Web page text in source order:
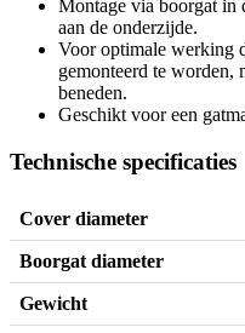
Montage via boorgat in
aan de onderzijde.
Voor optimale werking
gemonteerd te worden,
beneden.
Geschikt voor een
Technische specificaties
Cover diameter
Boorgat diameter
Gewicht